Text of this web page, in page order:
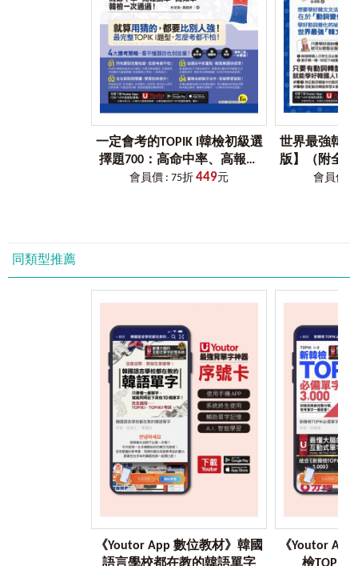
一定會考的TOPIK I韓檢初級選
擇題700：高命中率、高報酬
率、高效率，韓檢一次通過！
會員價 : 75折 449元
世界最強韓
版】（附全
盤 + 韓籍老師
會員價 :
同類型推薦
《Youtor App 數位教材》韓國
《Youtor